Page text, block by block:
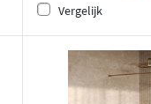
Vergelijk